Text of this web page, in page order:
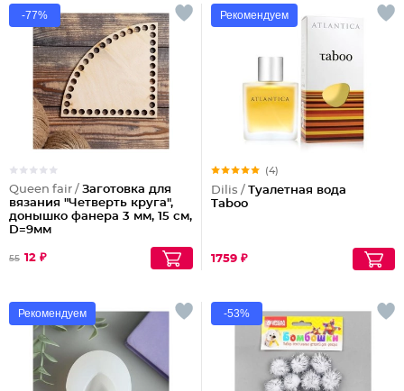
-77%
Queen fair / Заготовка для
вязания "Четверть круга",
донышко фанера 3 мм, 15 см,
D=9мм
55 12 ₽
Рекомендуем
(4)
Dilis / Туалетная вода
Taboo
1759 ₽
Рекомендуем -53%